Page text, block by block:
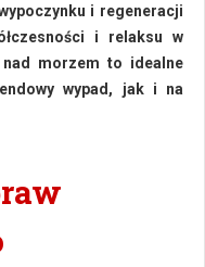
i regeneracji
i relaksu w
morzem to idealne
wypad, jak i na